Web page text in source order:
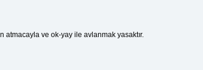
atmacayla ve ok-yay ile avlanmak yasaktır.